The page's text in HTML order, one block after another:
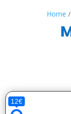
Home
12€